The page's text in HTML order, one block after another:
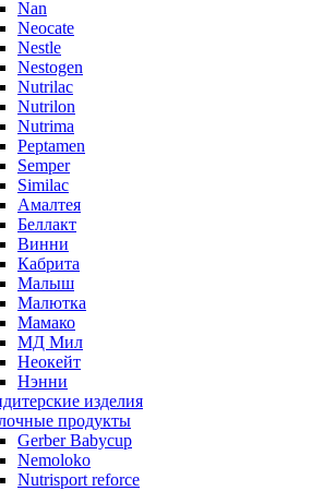
Nan
Neocate
Nestle
Nestogen
Nutrilac
Nutrilon
Nutrima
Peptamen
Semper
Similac
Амалтея
Беллакт
Винни
Кабрита
Малыш
Малютка
Мамако
МД Мил
Неокейт
Нэнни
изделия
продукты
Gerber Babycup
Nemoloko
Nutrisport reforce